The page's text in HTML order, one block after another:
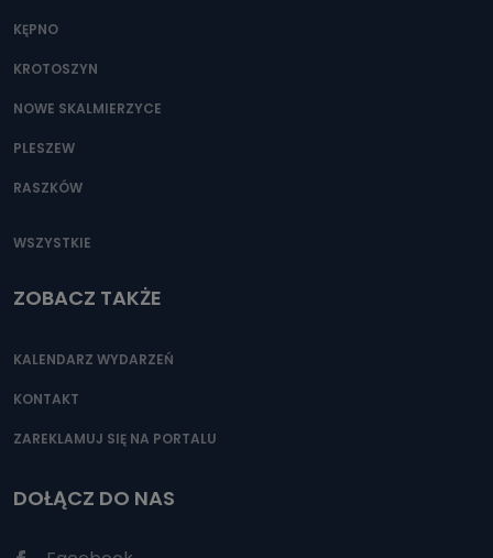
KĘPNO
KROTOSZYN
NOWE SKALMIERZYCE
PLESZEW
RASZKÓW
WSZYSTKIE
ZOBACZ TAKŻE
KALENDARZ WYDARZEŃ
KONTAKT
ZAREKLAMUJ SIĘ NA PORTALU
DOŁĄCZ DO NAS